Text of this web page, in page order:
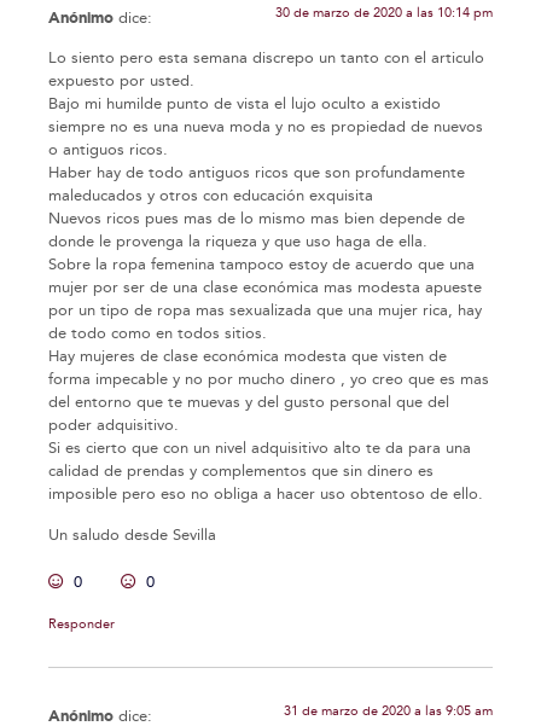
Anónimo dice: 30 de marzo de 2020 a las 10:14 pm
Lo siento pero esta semana discrepo un tanto con el articulo
expuesto por usted.
Bajo mi humilde punto de vista el lujo oculto a existido
siempre no es una nueva moda y no es propiedad de nuevos
o antiguos ricos.
Haber hay de todo antiguos ricos que son profundamente
maleducados y otros con educación exquisita
Nuevos ricos pues mas de lo mismo mas bien depende de
donde le provenga la riqueza y que uso haga de ella.
Sobre la ropa femenina tampoco estoy de acuerdo que una
mujer por ser de una clase económica mas modesta apueste
por un tipo de ropa mas sexualizada que una mujer rica, hay
de todo como en todos sitios.
Hay mujeres de clase económica modesta que visten de
forma impecable y no por mucho dinero , yo creo que es mas
del entorno que te muevas y del gusto personal que del
poder adquisitivo.
Si es cierto que con un nivel adquisitivo alto te da para una
calidad de prendas y complementos que sin dinero es
imposible pero eso no obliga a hacer uso obtentoso de ello.
Un saludo desde Sevilla
0 0
Responder
Anónimo dice: 31 de marzo de 2020 a las 9:05 am